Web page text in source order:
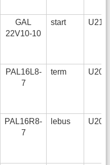
GAL
22V10-10
start U211,
PAL16L8-
7
term U203,
PAL16R8-
7
lebus U208,